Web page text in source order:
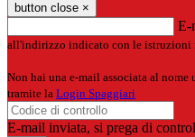
button close ×
E-
all'indirizzo indicato con le istruzioni
Non hai una e-mail associata al
tramite la Login Spaggiari
E-mail inviata, si prega di